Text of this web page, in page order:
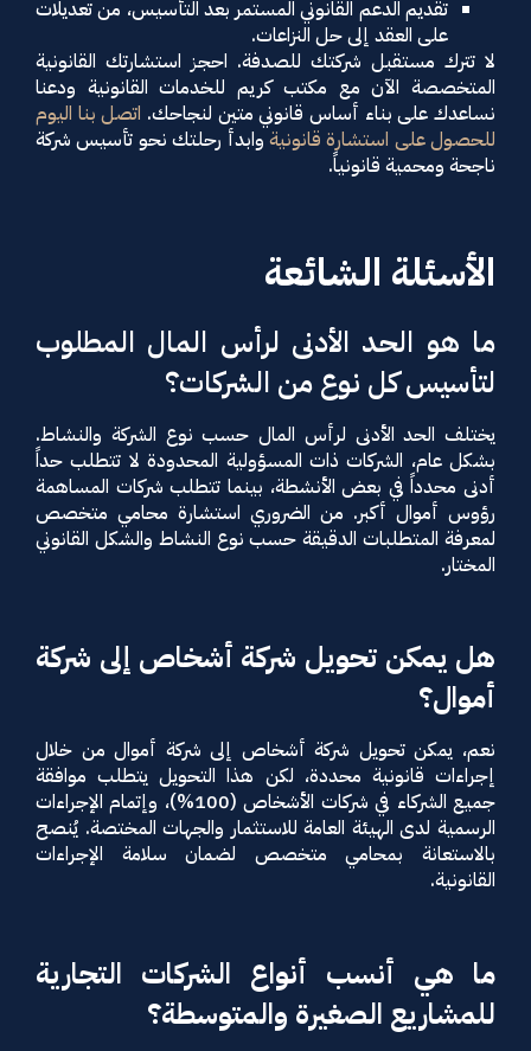
تقديم الدعم القانوني المستمر بعد التأسيس، من تعديلات
على العقد إلى حل النزاعات.
لا تترك مستقبل شركتك للصدفة. احجز استشارتك القانونية
المتخصصة الآن مع مكتب كريم للخدمات القانونية ودعنا
نساعدك على بناء أساس قانوني متين لنجاحك. اتصل بنا اليوم
للحصول على استشارة قانونية وابدأ رحلتك نحو تأسيس شركة
ناجحة ومحمية قانونياً.
الأسئلة الشائعة
ما هو الحد الأدنى لرأس المال المطلوب
لتأسيس كل نوع من الشركات؟
يختلف الحد الأدنى لرأس المال حسب نوع الشركة والنشاط.
بشكل عام، الشركات ذات المسؤولية المحدودة لا تتطلب حداً
أدنى محدداً في بعض الأنشطة، بينما تتطلب شركات المساهمة
رؤوس أموال أكبر. من الضروري استشارة محامي متخصص
لمعرفة المتطلبات الدقيقة حسب نوع النشاط والشكل القانوني
المختار.
هل يمكن تحويل شركة أشخاص إلى شركة
أموال؟
نعم، يمكن تحويل شركة أشخاص إلى شركة أموال من خلال
إجراءات قانونية محددة، لكن هذا التحويل يتطلب موافقة
جميع الشركاء في شركات الأشخاص (100%)، وإتمام الإجراءات
الرسمية لدى الهيئة العامة للاستثمار والجهات المختصة. يُنصح
بالاستعانة بمحامي متخصص لضمان سلامة الإجراءات
القانونية.
ما هي أنسب أنواع الشركات التجارية
للمشاريع الصغيرة والمتوسطة؟